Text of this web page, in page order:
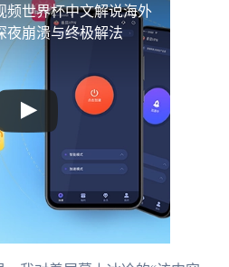
频世界杯中文解说海外
夜崩溃与终极解法